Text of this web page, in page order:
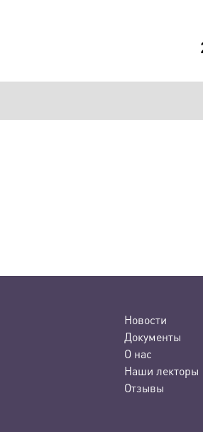
Новости
Документы
О нас
Наши лекторы
Отзывы